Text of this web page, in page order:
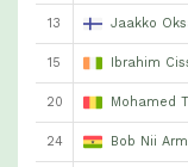
13 Jaakko
15 Ibrahim
20 Mohamed
24 Bob Nii